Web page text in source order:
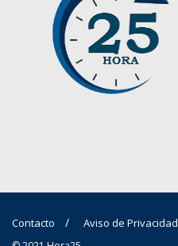
Contacto Aviso de Privacidad